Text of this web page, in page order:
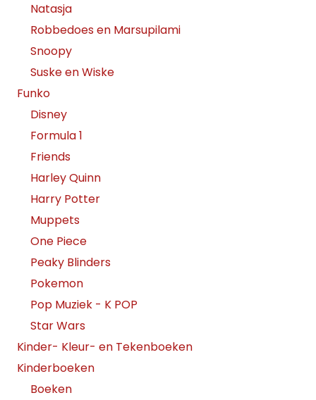
Natasja
Robbedoes en Marsupilami
Snoopy
Suske en Wiske
Funko
Disney
Formula 1
Friends
Harley Quinn
Harry Potter
Muppets
One Piece
Peaky Blinders
Pokemon
Pop Muziek - K POP
Star Wars
Kinder- Kleur- en Tekenboeken
Kinderboeken
Boeken